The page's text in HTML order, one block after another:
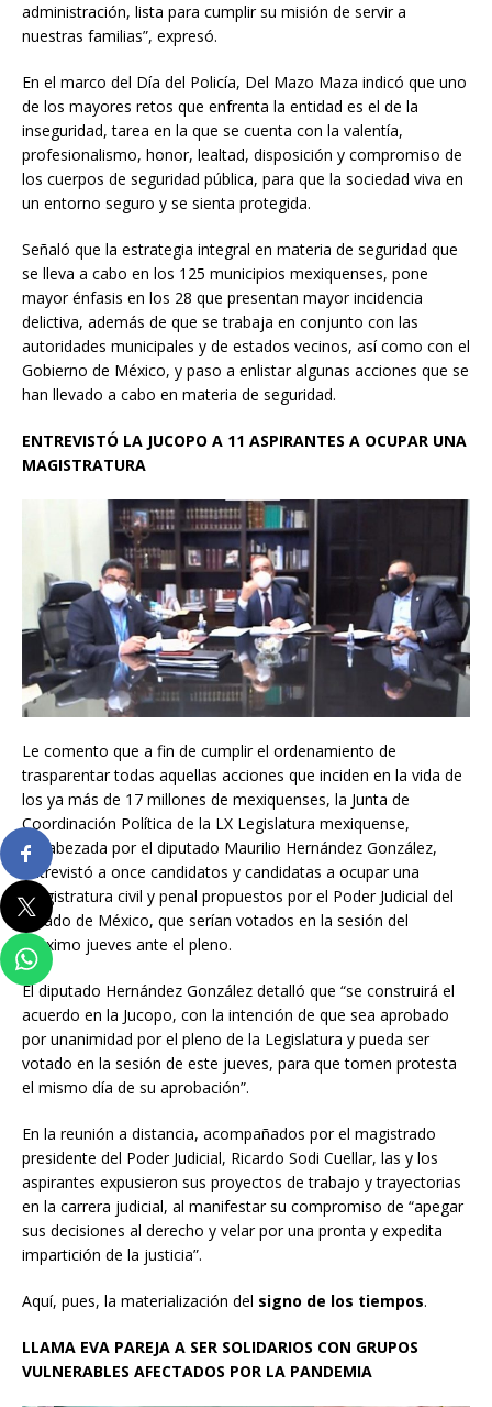
administración, lista para cumplir su misión de servir a
nuestras familias”, expresó.
En el marco del Día del Policía, Del Mazo Maza indicó que uno
de los mayores retos que enfrenta la entidad es el de la
inseguridad, tarea en la que se cuenta con la valentía,
profesionalismo, honor, lealtad, disposición y compromiso de
los cuerpos de seguridad pública, para que la sociedad viva en
un entorno seguro y se sienta protegida.
Señaló que la estrategia integral en materia de seguridad que
se lleva a cabo en los 125 municipios mexiquenses, pone
mayor énfasis en los 28 que presentan mayor incidencia
delictiva, además de que se trabaja en conjunto con las
autoridades municipales y de estados vecinos, así como con el
Gobierno de México, y paso a enlistar algunas acciones que se
han llevado a cabo en materia de seguridad.
ENTREVISTÓ LA JUCOPO A 11 ASPIRANTES A OCUPAR UNA
MAGISTRATURA
Le comento que a fin de cumplir el ordenamiento de
trasparentar todas aquellas acciones que inciden en la vida de
los ya más de 17 millones de mexiquenses, la Junta de
Coordinación Política de la LX Legislatura mexiquense,
encabezada por el diputado Maurilio Hernández González,
entrevistó a once candidatos y candidatas a ocupar una
magistratura civil y penal propuestos por el Poder Judicial del
Estado de México, que serían votados en la sesión del
próximo jueves ante el pleno.
El diputado Hernández González detalló que “se construirá el
acuerdo en la Jucopo, con la intención de que sea aprobado
por unanimidad por el pleno de la Legislatura y pueda ser
votado en la sesión de este jueves, para que tomen protesta
el mismo día de su aprobación”.
En la reunión a distancia, acompañados por el magistrado
presidente del Poder Judicial, Ricardo Sodi Cuellar, las y los
aspirantes expusieron sus proyectos de trabajo y trayectorias
en la carrera judicial, al manifestar su compromiso de “apegar
sus decisiones al derecho y velar por una pronta y expedita
impartición de la justicia”.
Aquí, pues, la materialización del signo de los tiempos.
LLAMA EVA PAREJA A SER SOLIDARIOS CON GRUPOS
VULNERABLES AFECTADOS POR LA PANDEMIA